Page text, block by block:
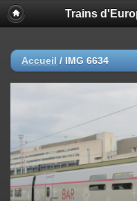
Trains
Accueil / IMG 6634